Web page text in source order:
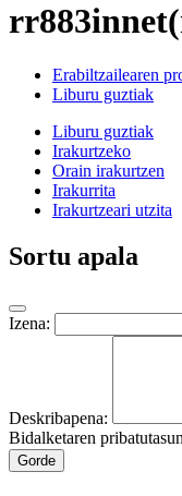
Erabiltzailearen
Liburu guztiak
Liburu guztiak
Irakurtzeko
Orain irakurtzen
Irakurrita
Irakurtzeari utzita
Sortu apala
Izena:
Deskribapena:
Bidalketaren
Gorde